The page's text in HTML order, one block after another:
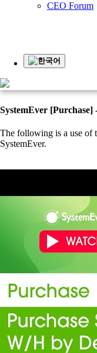
CEO Forum
한국어
SystemEver [Purchase]
The following is a use of
SystemEver.